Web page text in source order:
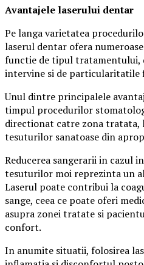
Avantajele laserului dentar
Pe langa varietatea
laserul dentar ofera
functie de tipul tratamentului,
intervine si de particularitatile
Unul dintre principalele
timpul procedurilor
directionat catre zona tratata,
tesuturilor sanatoase din
Reducerea sangerarii in cazul
tesuturilor moi reprezinta un
Laserul poate contribui la
sange, ceea ce poate oferi
asupra zonei tratate si
confort.
In anumite situatii, folosirea